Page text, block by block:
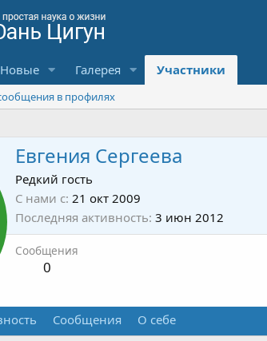
Новые Галерея Участники
в профилях
Евгения Сергеева
Редкий гость
С нами с 21 окт 2009
Последняя активность 3 июн 2012
Сообщения
0
Сообщения О себе